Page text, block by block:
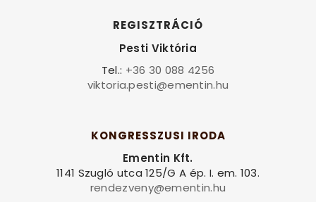
REGISZTRÁCIÓ
Pesti Viktória
Tel.: +36 30 088 4256
viktoria.pesti@ementin.hu
KONGRESSZUSI IRODA
Ementin Kft.
1141 Szugló utca 125/G A ép. I. em. 103.
rendezveny@ementin.hu